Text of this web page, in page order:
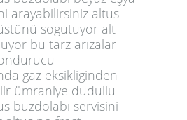
arayabilirsiniz altus
sogutuyor alt
bu tarz arızalar
gaz eksikliginden
ümraniye dudullu
buzdolabı servisini